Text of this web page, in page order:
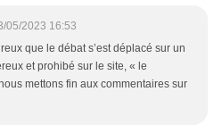
05/2023 16:53
que le débat s’est déplacé sur un
et prohibé sur le site, « le
mettons fin aux commentaires sur